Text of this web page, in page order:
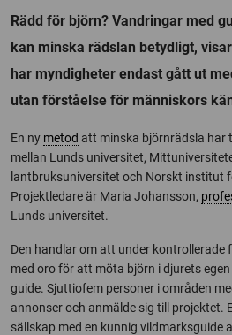
Rädd för björn? Vandringar med
kan minska rädslan betydligt,
har myndigheter endast gått ut
utan förståelse för människors
En ny metod att minska björnrädsla har
mellan Lunds universitet,
lantbruksuniversitet och Norskt institut
Projektledare är Maria Johansson,
Lunds universitet.
Den handlar om att under kontrollerade
med oro för att möta björn i djurets
guide. Sjuttiofem personer i områden
annonser och anmälde sig till projektet.
sällskap med en kunnig vildmarksguide